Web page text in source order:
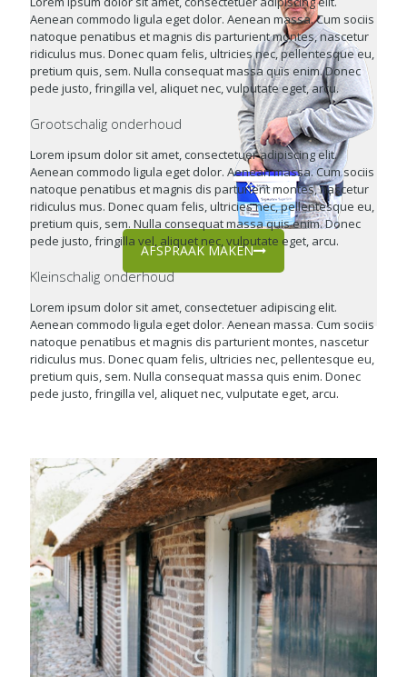
AFSPRAAK MAKEN
Aenean commodo ligula eget dolor. Aenean massa. Cum sociis
natoque penatibus et magnis dis parturient montes, nascetur
ridiculus mus. Donec quam felis, ultricies nec, pellentesque eu,
pretium quis, sem. Nulla consequat massa quis enim. Donec
pede justo, fringilla vel, aliquet nec, vulputate eget, arcu.
Grootschalig onderhoud
Lorem ipsum dolor sit amet, consectetuer adipiscing elit.
Aenean commodo ligula eget dolor. Aenean massa. Cum sociis
natoque penatibus et magnis dis parturient montes, nascetur
ridiculus mus. Donec quam felis, ultricies nec, pellentesque eu,
pretium quis, sem. Nulla consequat massa quis enim. Donec
pede justo, fringilla vel, aliquet nec, vulputate eget, arcu.
Kleinschalig onderhoud
Lorem ipsum dolor sit amet, consectetuer adipiscing elit.
Aenean commodo ligula eget dolor. Aenean massa. Cum sociis
natoque penatibus et magnis dis parturient montes, nascetur
ridiculus mus. Donec quam felis, ultricies nec, pellentesque eu,
pretium quis, sem. Nulla consequat massa quis enim. Donec
pede justo, fringilla vel, aliquet nec, vulputate eget, arcu.